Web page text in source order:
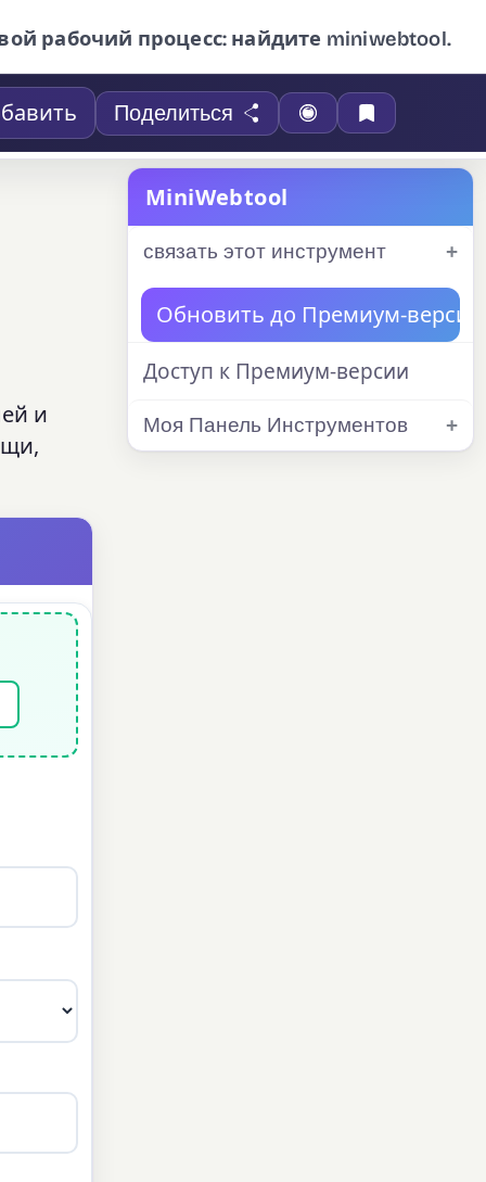
рабочий процесс: найдите miniwebtool.
Поделиться
и
MiniWebtool
связать этот инструмент
Обновить до Премиум-версии
Доступ к Премиум-версии
Моя Панель Инструментов